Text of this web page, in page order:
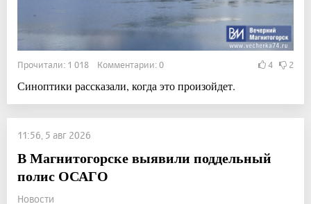
Прочитали: 1 018 Комментарии: 0 4 2
Синоптики рассказали, когда это произойдет.
11:56, 5 авг 2026
В Магнитогорске выявили поддельный
полис ОСАГО
Новости